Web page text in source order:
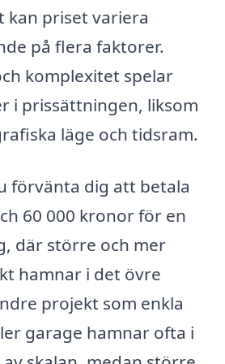
priset variera
på flera faktorer.
komplexitet spelar
i prissättningen, liksom
läge och tidsram.
förvänta dig att betala
60 000 kronor för en
där större och mer
hamnar i det övre
projekt som enkla
garage hamnar ofta i